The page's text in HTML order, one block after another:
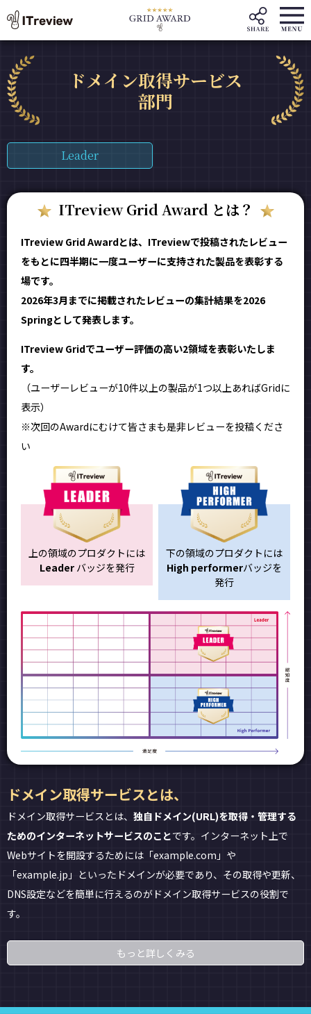
ドメイン取得サービス
部門
Leader
ITreview Grid Award とは？
ITreview Grid Awardとは、ITreviewで投稿されたレビュー
をもとに四半期に一度ユーザーに支持された製品を表彰する
場です。
2026年3月までに掲載されたレビューの集計結果を2026
Springとして発表します。
ITreview Gridでユーザー評価の高い2領域を表彰いたしま
す。
（ユーザーレビューが10件以上の製品が1つ以上あればGridに
表示）
※次回のAwardにむけて皆さまも是非レビューを投稿くださ
い
上の領域のプロダクトには
Leaderバッジを発行
下の領域のプロダクトには
High performerバッジを
発行
ドメイン取得サービスとは、
ドメイン取得サービスとは、 独自ドメイン(URL)を取得・管理する
ためのインターネットサービスのことです。インターネット上で
Webサイトを開設するためには「example.com」や
「example.jp」といったドメインが必要であり、その取得や更新、
DNS設定などを簡単に行えるのがドメイン取得サービスの役割で
す。
もっと詳しくみる